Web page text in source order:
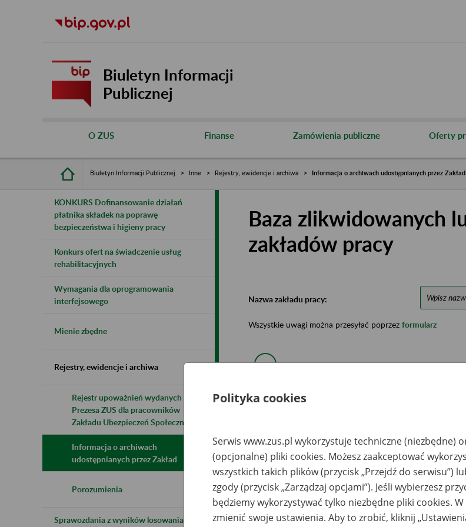
Biuletyn Informacji
Publicznej
O ZUS Finanse Zamówienia publiczne Oferty
Biuletyn Informacji Publicznej Inne Rejestry, ewidencje i archiwa Informacja o archiwach udostępnianych przez Zakład
KONKURS Dofinansowanie działań
płatnika składek na poprawę
bezpieczeństwa i higieny pracy
Konkurs ofert na świadczenie usług
rehabilitacyjnych
Wymagania dla oprogramowania
interfejsowego
Mienie zbędne
Rejestry, ewidencje i archiwa
Rejestr upoważnień wydanych przez
Prezesa ZUS dla pracowników
Zakładu Ubezpieczeń Społecznych
Informacja o archiwach
udostępnianych przez Zakład
Porozumienia
Sprawozdania z wyników losowania do
Baza zlikwidowanych
zakładów pracy
Nazwa zakładu pracy:
Wszystkie uwagi można przesyłać poprzez formularz
IOSA Properties
Polska Spółka z o.o.,
Warszawa, al. Jana
Pawła II 11
(dokumentacja w
trakcie
porządkowania)
Archiwum Państwowe
w Warszawie -
Archiwum
Dokumentacji
Osobowej i Płacowej
w Milanówku, ul.
Stefana Okrzei 1, 05-
Polityka cookies
Serwis www.zus.pl wykorzystuje techniczne (niezbędne)
(opcjonalne) pliki cookies. Możesz zaakceptować
wszystkich takich plików (przycisk „Przejdź do serwisu”)
zgody (przycisk „Zarządzaj opcjami”). Jeśli wybierzesz
będziemy wykorzystywać tylko niezbędne pliki cookies.
zmienić swoje ustawienia. Aby to zrobić, kliknij